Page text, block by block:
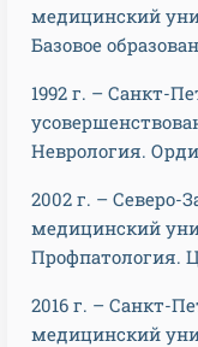
медицинский
Базовое
1992 г. – Санкт-
Неврология.
2002 г. – Северо-
медицинский
Профпатология.
2016 г. – Санкт-
медицинский